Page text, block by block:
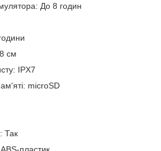
До 8 годин
см
IPX7
microSD
Так